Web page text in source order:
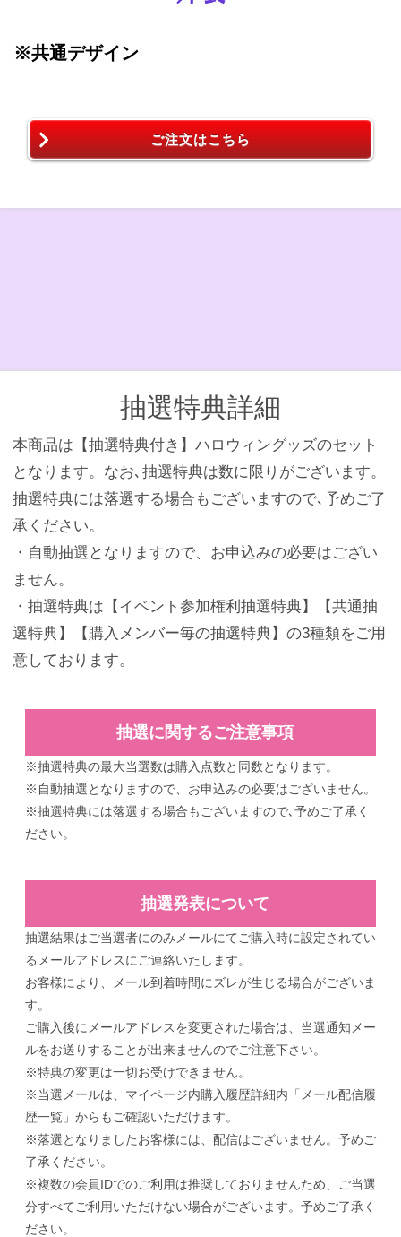
※共通デザイン
ご注文はこちら
抽選特典詳細
本商品は【抽選特典付き】ハロウィングッズのセット
となります。なお､抽選特典は数に限りがございます。
抽選特典には落選する場合もございますので､予めご了
承ください。
・自動抽選となりますので、お申込みの必要はござい
ません。
・抽選特典は【イベント参加権利抽選特典】【共通抽
選特典】【購入メンバー毎の抽選特典】の3種類をご用
意しております。
抽選に関するご注意事項
※抽選特典の最大当選数は購入点数と同数となります。
※自動抽選となりますので、お申込みの必要はございません。
※抽選特典には落選する場合もございますので､予めご了承く
ださい。
抽選発表について
抽選結果はご当選者にのみメールにてご購入時に設定されてい
るメールアドレスにご連絡いたします。
お客様により、メール到着時間にズレが生じる場合がございま
す。
ご購入後にメールアドレスを変更された場合は、当選通知メー
ルをお送りすることが出来ませんのでご注意下さい。
※特典の変更は一切お受けできません。
※当選メールは、マイページ内購入履歴詳細内「メール配信履
歴一覧」からもご確認いただけます。
※落選となりましたお客様には、配信はございません。予めご
了承ください。
※複数の会員IDでのご利用は推奨しておりませんため、ご当選
分すべてご利用いただけない場合がございます。予めご了承く
ださい。